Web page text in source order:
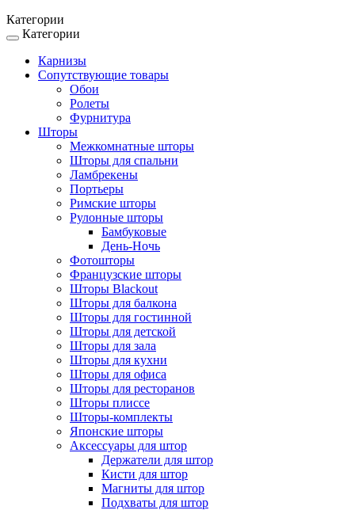
Категории
Toggle
navigation
Категории
Карнизы
Сопутствующие товары
Обои
Ролеты
Фурнитура
Шторы
Межкомнатные шторы
Шторы для спальни
Ламбрекены
Портьеры
Римские шторы
Рулонные шторы
Бамбуковые
День-Ночь
Фотошторы
Французские шторы
Шторы Blackout
Шторы для балкона
Шторы для гостинной
Шторы для детской
Шторы для зала
Шторы для кухни
Шторы для офиса
Шторы для ресторанов
Шторы плиссе
Шторы-комплекты
Японские шторы
Аксессуары для штор
Держатели для штор
Кисти для штор
Магниты для штор
Подхваты для штор